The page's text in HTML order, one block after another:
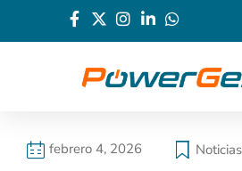
febrero 4, 2026 Noticias